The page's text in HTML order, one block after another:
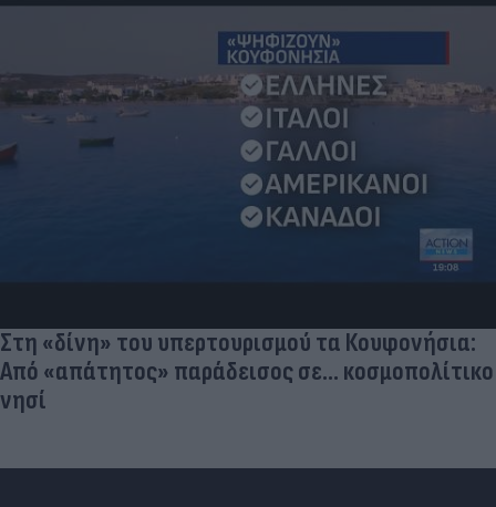
Στη «δίνη» του υπερτουρισμού τα Κουφονήσια:
Από «απάτητος» παράδεισος σε... κοσμοπολίτικο
νησί